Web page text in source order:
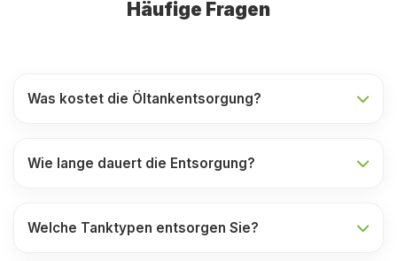
Häufige Fragen
Was kostet die Öltankentsorgung?
Wie lange dauert die Entsorgung?
Welche Tanktypen entsorgen Sie?